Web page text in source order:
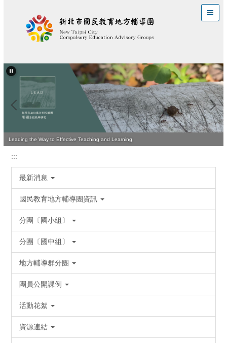
區
Leading the Way to Effective Teaching and Learning
:::
最新消息
國民教育地方輔導團資訊
分團〔國小組〕
分團〔國中組〕
地方輔導群分團
團員公開課例
活動花絮
資源連結